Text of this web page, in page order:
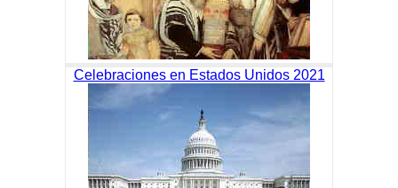
Celebraciones en Estados Unidos 2021